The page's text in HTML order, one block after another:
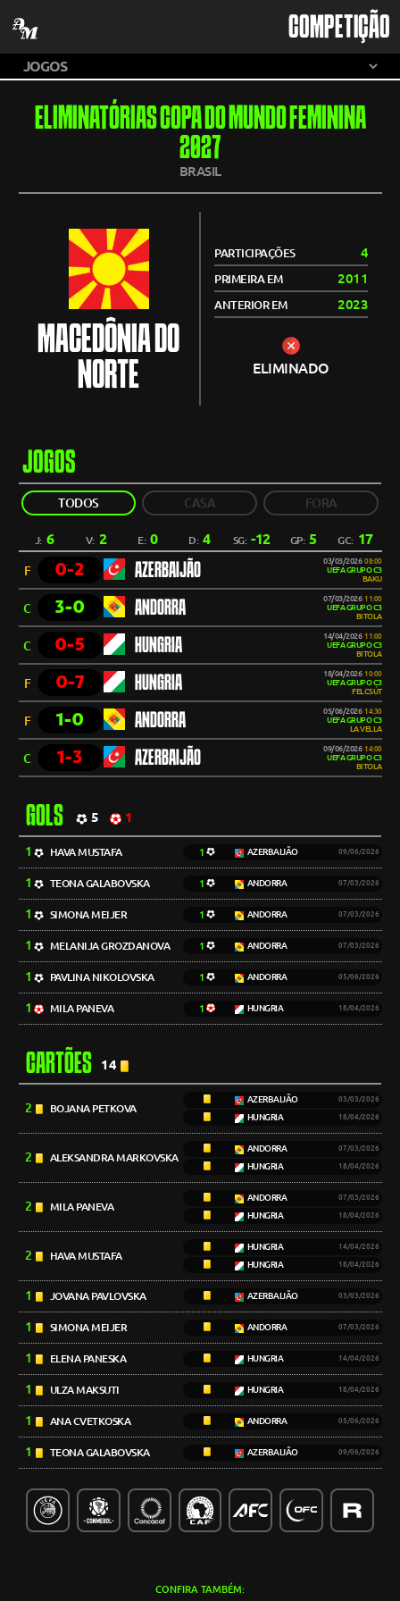
COMPETIÇÃO
ELIMINATÓRIAS COPA DO MUNDO FEMININA
2027
BRASIL
MACEDÔNIA DO
NORTE
PARTICIPAÇÕES 4
PRIMEIRA EM 2011
ANTERIOR EM 2023
ELIMINADO
JOGOS
TODOS CASA FORA
J: 6 V: 2 E:0 D:4 SG: -12 GP: 5 GC: 17
F 0-2 AZERBAIJÃO 03/03/2026 08:00
UEFA GRUPO C3
BAKU
C 3-0 ANDORRA 07/03/2026 11:00
UEFA GRUPO C3
BITOLA
C 0-5 HUNGRIA 14/04/2026 11:00
UEFA GRUPO C3
BITOLA
F 0-7 HUNGRIA 18/04/2026 10:00
UEFA GRUPO C3
FELCSÚT
F 1-0 ANDORRA 05/06/2026 14:30
UEFA GRUPO C3
LA VELLA
C 1-3 AZERBAIJÃO 09/06/2026 14:00
UEFA GRUPO C3
BITOLA
GOLS 5 1
1 HAVA MUSTAFA 1 AZERBAIJÃO 09/06/2026
1 TEONA GALABOVSKA 1 ANDORRA 07/03/2026
1 SIMONA MEIJER 1 ANDORRA 07/03/2026
1 MELANIJA GROZDANOVA 1 ANDORRA 07/03/2026
1 PAVLINA NIKOLOVSKA 1 ANDORRA 05/06/2026
1 MILA PANEVA 1 HUNGRIA 18/04/2026
CARTÕES 14
2 BOJANA PETKOVA
AZERBAIJÃO 03/03/2026
HUNGRIA 18/04/2026
2 ALEKSANDRA MARKOVSKA
ANDORRA 07/03/2026
HUNGRIA 18/04/2026
2 MILA PANEVA
ANDORRA 07/03/2026
HUNGRIA 18/04/2026
2 HAVA MUSTAFA
HUNGRIA 14/04/2026
HUNGRIA 18/04/2026
1 JOVANA PAVLOVSKA AZERBAIJÃO 03/03/2026
1 SIMONA MEIJER ANDORRA 07/03/2026
1 ELENA PANESKA HUNGRIA 14/04/2026
1 ULZA MAKSUTI HUNGRIA 18/04/2026
1 ANA CVETKOSKA ANDORRA 05/06/2026
1 TEONA GALABOVSKA AZERBAIJÃO 09/06/2026
CONFIRA TAMBÉM: